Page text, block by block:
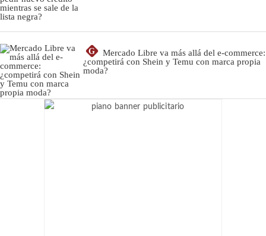
G
Mercado Libre va más allá del e-commerce:
¿competirá con Shein y Temu con marca propia
moda?